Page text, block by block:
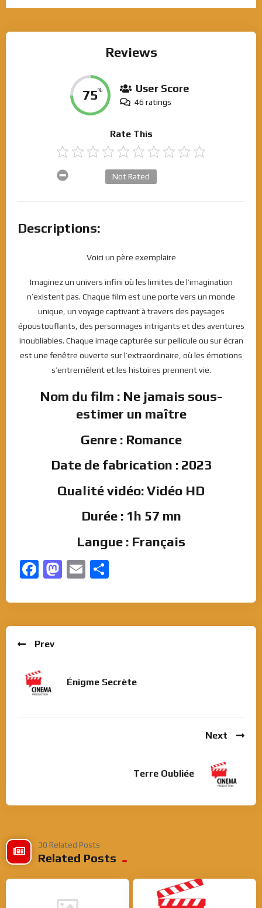
Reviews
75% User Score
46 ratings
Rate This
Not Rated
Descriptions:
Voici un père exemplaire
Imaginez un univers infini où les limites de l’imagination
n’existent pas. Chaque film est une porte vers un monde
unique, un voyage captivant à travers des paysages
époustouflants, des personnages intrigants et des aventures
inoubliables. Chaque image capturée sur pellicule ou sur écran
est une fenêtre ouverte sur l’extraordinaire, où les émotions
s’entremêlent et les histoires prennent vie.
Nom du film : Ne jamais sous-
estimer un maître
Genre : Romance
Date de fabrication : 2023
Qualité vidéo: Vidéo HD
Durée : 1h 57 mn
Langue : Français
Facebook
Mastodon
Email
Prev
Énigme Secrète
Next
Terre Oubliée
30 Related Posts
Related Posts